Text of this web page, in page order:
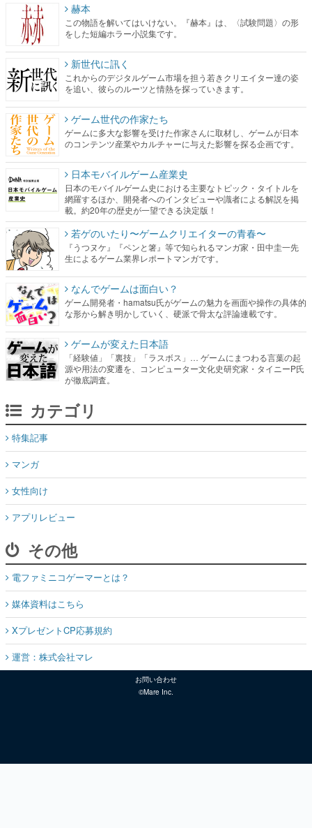
赫本
この物語を解いてはいけない。『赫本』は、〈試験問題〉の形
をした短編ホラー小説集です。
新世代に訊く
これからのデジタルゲーム市場を担う若きクリエイター達の姿
を追い、彼らのルーツと情熱を探っていきます。
ゲーム世代の作家たち
ゲームに多大な影響を受けた作家さんに取材し、ゲームが日本
のコンテンツ産業やカルチャーに与えた影響を探る企画です。
日本モバイルゲーム産業史
日本のモバイルゲーム史における主要なトピック・タイトルを
網羅するほか、開発者へのインタビューや識者による解説を掲
載。約20年の歴史が一望できる決定版！
若ゲのいたり〜ゲームクリエイターの青春〜
『うつヌケ』『ペンと箸』等で知られるマンガ家・田中圭一先
生によるゲーム業界レポートマンガです。
なんでゲームは面白い？
ゲーム開発者・hamatsu氏がゲームの魅力を画面や操作の具体的
な形から解き明かしていく、硬派で骨太な評論連載です。
ゲームが変えた日本語
「経験値」「裏技」「ラスボス」… ゲームにまつわる言葉の起
源や用法の変遷を、コンピューター文化史研究家・タイニーP氏
が徹底調査。
カテゴリ
特集記事
マンガ
女性向け
アプリレビュー
その他
電ファミニコゲーマーとは？
媒体資料はこちら
XプレゼントCP応募規約
運営：株式会社マレ
お問い合わせ
©Mare Inc.